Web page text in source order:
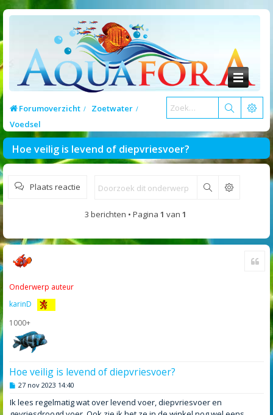
Forumoverzicht
Zoetwater
Voedsel
Hoe veilig is levend of diepvriesvoer?
Plaats reactie Zoek
3 berichten • Pagina 1 van 1
Onderwerp auteur
karinD
1000+
Hoe veilig is levend of diepvriesvoer?
B
r
27 nov 2023 14:40
Ik lees regelmatig wat over levend voer, diepvriesvoer en